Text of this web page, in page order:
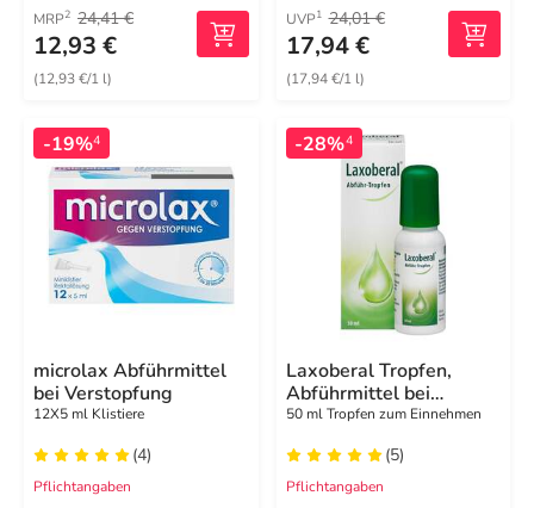
MRP2 24,41 €
12,93 €
(12,93 €/1 l)
UVP1 24,01 €
17,94 €
(17,94 €/1 l)
-19%4
microlax Abführmittel
bei Verstopfung
12X5 ml Klistiere
(4)
Pflichtangaben
-28%4
Laxoberal Tropfen,
Abführmittel bei
Verstopfung
50 ml Tropfen zum Einnehmen
(5)
Pflichtangaben